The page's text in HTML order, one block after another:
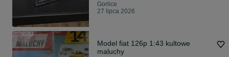
Gorlice
27 lipca 2026
Model fiat 126p 1:43 kultowe
maluchy